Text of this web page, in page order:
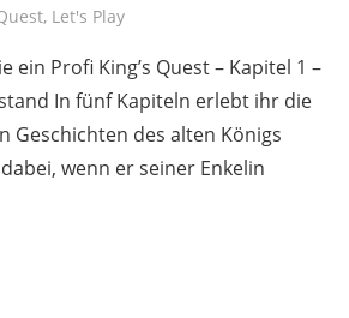
, Let's Play
ein Profi King’s Quest – Kapitel 1 –
In fünf Kapiteln erlebt ihr die
Geschichten des alten Königs
wenn er seiner Enkelin